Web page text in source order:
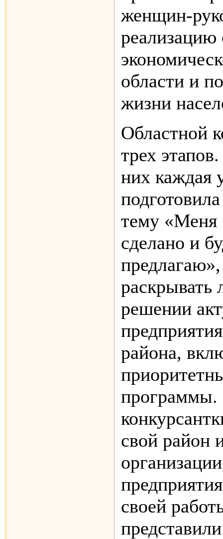
женщин-
реализацию
области и
жизни
Областной
трех
них каждая
тему «Меня
сделано и
раскрывать
решении
района,
программы.
свой район
своей